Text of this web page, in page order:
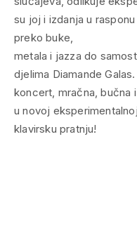
su joj i izdanja u
preko buke,
metala i jazza do
djelima Diamande
koncert, mračna, bučna
u novoj
klavirsku pratnju!